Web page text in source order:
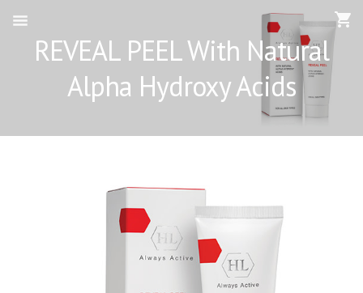
REVEAL PEEL With Natural
Alpha Hydroxy Acids